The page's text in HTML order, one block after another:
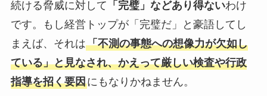
続ける脅威に対して 「完璧」などあり得ないわけ
です。もし経営トップが「完璧だ」と豪語してし
まえば、それは「不測の事態への想像力が欠如し
ている」と見なされ、かえって厳しい検査や行政
指導を招く要因にもなりかねません。